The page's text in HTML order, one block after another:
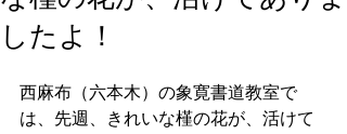
したよ！
西麻布（六本木）の象寛書道教室で
は、先週、きれいな槿の花が、活けて